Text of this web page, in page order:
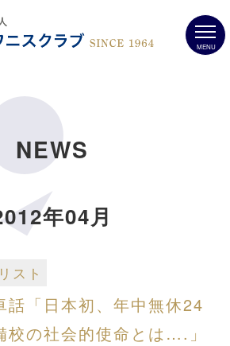
MENU
NEWS
年04月
スト
話「日本初、年中無休24
校の社会的使命とは….」